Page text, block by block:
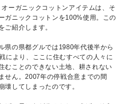
ーガニックコットンアイテムは、そ
ガニックコットンを100%使用。この
ご紹介します。
県の県都グルでは1980年代後半から
により、ここに住むすべての人々に
むことのできない土地、耕されない
せん。2007年の停戦合意までの間
壊してしまったのです。